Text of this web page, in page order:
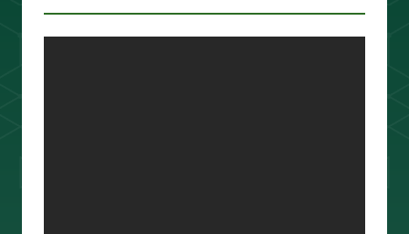
は毎日LIVEで初心者向けに「勝てる考え
方」と手法を解説。商材は一切販売せず、Y